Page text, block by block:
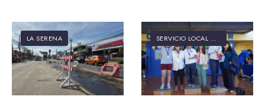
LA SERENA SERVICIO LOCAL DE EDUCACIÓN PÚBLICA ELQUI